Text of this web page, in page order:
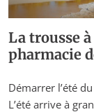
La trousse à
pharmacie
Démarrer l’été
L’été arrive à